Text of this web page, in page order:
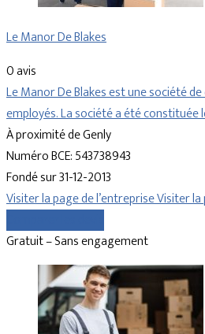
Le Manor De Blakes
0 avis
Le Manor De Blakes est une société
employés. La société a été constituée
À proximité de Genly
Numéro BCE: 543738943
Fondé sur 31-12-2013
Visiter la page de l’entrepriseVisiter la
Gratuit – Sans engagement